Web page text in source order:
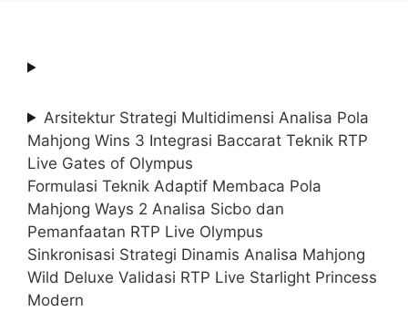
Arsitektur Strategi Multidimensi Analisa Pola
Mahjong Wins 3 Integrasi Baccarat Teknik RTP
Live Gates of Olympus
Formulasi Teknik Adaptif Membaca Pola
Mahjong Ways 2 Analisa Sicbo dan
Pemanfaatan RTP Live Olympus
Sinkronisasi Strategi Dinamis Analisa Mahjong
Wild Deluxe Validasi RTP Live Starlight Princess
Modern